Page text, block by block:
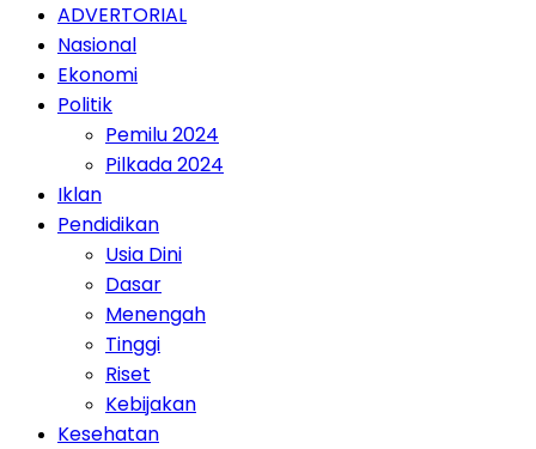
ADVERTORIAL
Nasional
Ekonomi
Politik
Pemilu 2024
Pilkada 2024
Iklan
Pendidikan
Usia Dini
Dasar
Menengah
Tinggi
Riset
Kebijakan
Kesehatan